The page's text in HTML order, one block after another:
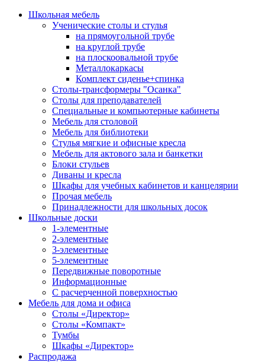
Школьная мебель
Ученические столы и стулья
на прямоугольной трубе
на круглой трубе
на плоскоовальной трубе
Металлокаркасы
Комплект сиденье+спинка
Столы-трансформеры "Осанка"
Столы для преподавателей
Специальные и компьютерные кабинеты
Мебель для столовой
Мебель для библиотеки
Стулья мягкие и офисные кресла
Мебель для актового зала и банкетки
Блоки стульев
Диваны и кресла
Шкафы для учебных кабинетов и канцелярии
Прочая мебель
Принадлежности для школьных досок
Школьные доски
1-элементные
2-элементные
3-элементные
5-элементные
Передвижные поворотные
Информационные
С расчерченной поверхностью
Мебель для дома и офиса
Столы «Директор»
Столы «Компакт»
Тумбы
Шкафы «Директор»
Распродажа